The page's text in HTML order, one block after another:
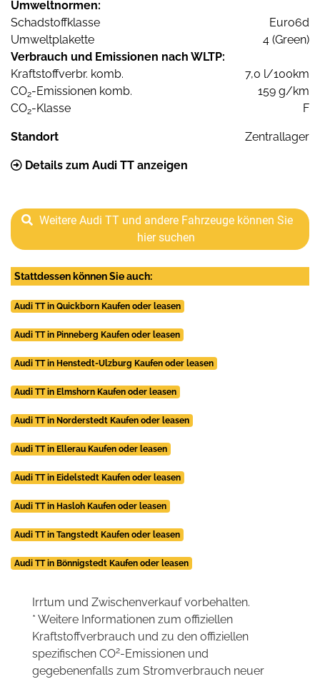
Umweltnormen:
Schadstoffklasse
Euro6d
Umweltplakette
4 (Green)
Verbrauch und Emissionen nach WLTP:
Kraftstoffverbr. komb.
7,0 l/100km
CO2-Emissionen komb.
159 g/km
CO2-Klasse F
Standort Zentrallager
Details zum Audi TT anzeigen
Weitere Audi TT und andere Fahrzeuge können Sie
hier suchen
Stattdessen können Sie auch:
Audi TT in Quickborn Kaufen oder leasen
Audi TT in Pinneberg Kaufen oder leasen
Audi TT in Henstedt-Ulzburg Kaufen oder leasen
Audi TT in Elmshorn Kaufen oder leasen
Audi TT in Norderstedt Kaufen oder leasen
Audi TT in Ellerau Kaufen oder leasen
Audi TT in Eidelstedt Kaufen oder leasen
Audi TT in Hasloh Kaufen oder leasen
Audi TT in Tangstedt Kaufen oder leasen
Audi TT in Bönnigstedt Kaufen oder leasen
Irrtum und Zwischenverkauf vorbehalten.
* Weitere Informationen zum offiziellen
Kraftstoffverbrauch und zu den offiziellen
spezifischen CO2-Emissionen und
gegebenenfalls zum Stromverbrauch neuer